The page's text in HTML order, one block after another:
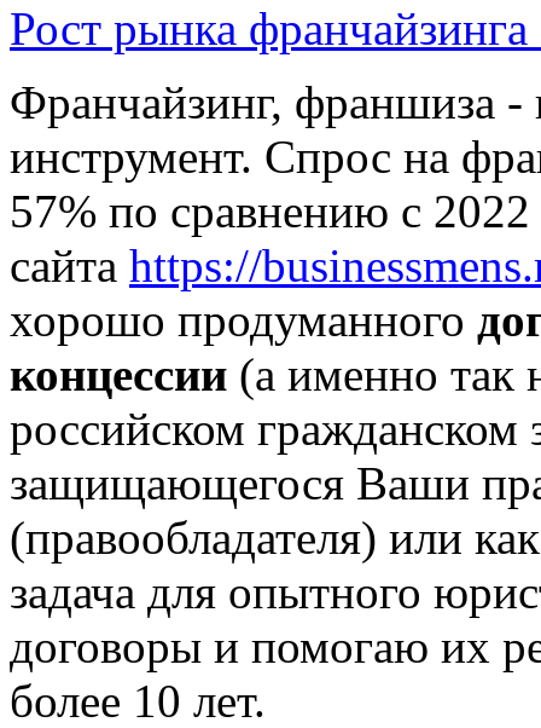
Рост рынка
Франчайзинг, франшиза -
инструмент. Спрос на
57% по сравнению с
сайта https://
хорошо продуманного
концессии (а именно так
российском гражданском
защищающегося Ваши
(правообладателя) или
задача для опытного
договоры и помогаю их
более 10 лет.